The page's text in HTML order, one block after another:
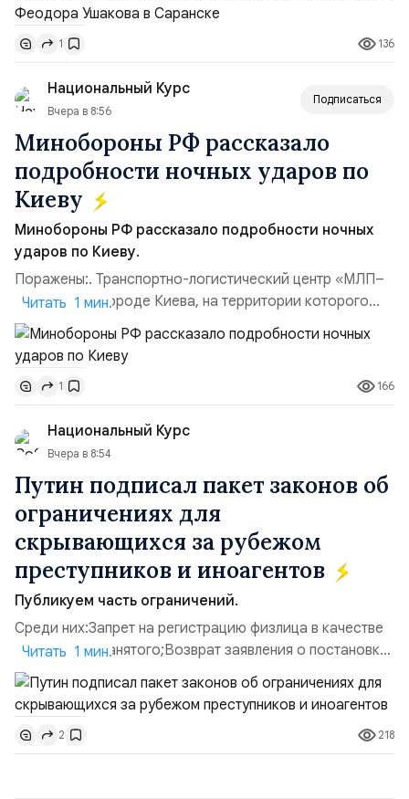
Балтийским флотом ВМФ России (2001–2006
гг.);Адмирал Владимир Петрович Комоедов,
командующий Черноморским флотом ВМФ России
(1998–2002 г...
1 136
Национальный Курс
Вчера в 8:56
Подписаться
Минобороны РФ рассказало
подробности ночных ударов по
Киеву
Минобороны РФ рассказало подробности ночных
ударов по Киеву.
Поражены:. Транспортно-логистический центр «МЛП–
Чайка» в пригороде Киева, на территории которого
осуществлялось хранение, сборка а также запуск с
прилегающего полевого аэродром «Чайка»
дальнобойных БПЛА ВСУ; Складские помещения
«Транс-Логистик» в Оболонском районе г. Киев,
использовавшиеся для хранения военного
имущества ВСУ; Сортировочны...
Читать 1 мин.
1 166
Национальный Курс
Вчера в 8:54
Путин подписал пакет законов об
ограничениях для
скрывающихся за рубежом
преступников и иноагентов
Публикуем часть ограничений.
Среди них:Запрет на регистрацию физлица в качестве
ИП или самозанятого;Возврат заявления о постановке
недвижимости на кадастровый учет;Ограничение
водительских прав;Запрет регистрации транспортных
средств и на заключение сделок по
доверенности;Отказ в заключении кредитного
договора, предоставлении государственных и
Читать 1 мин.
2 218